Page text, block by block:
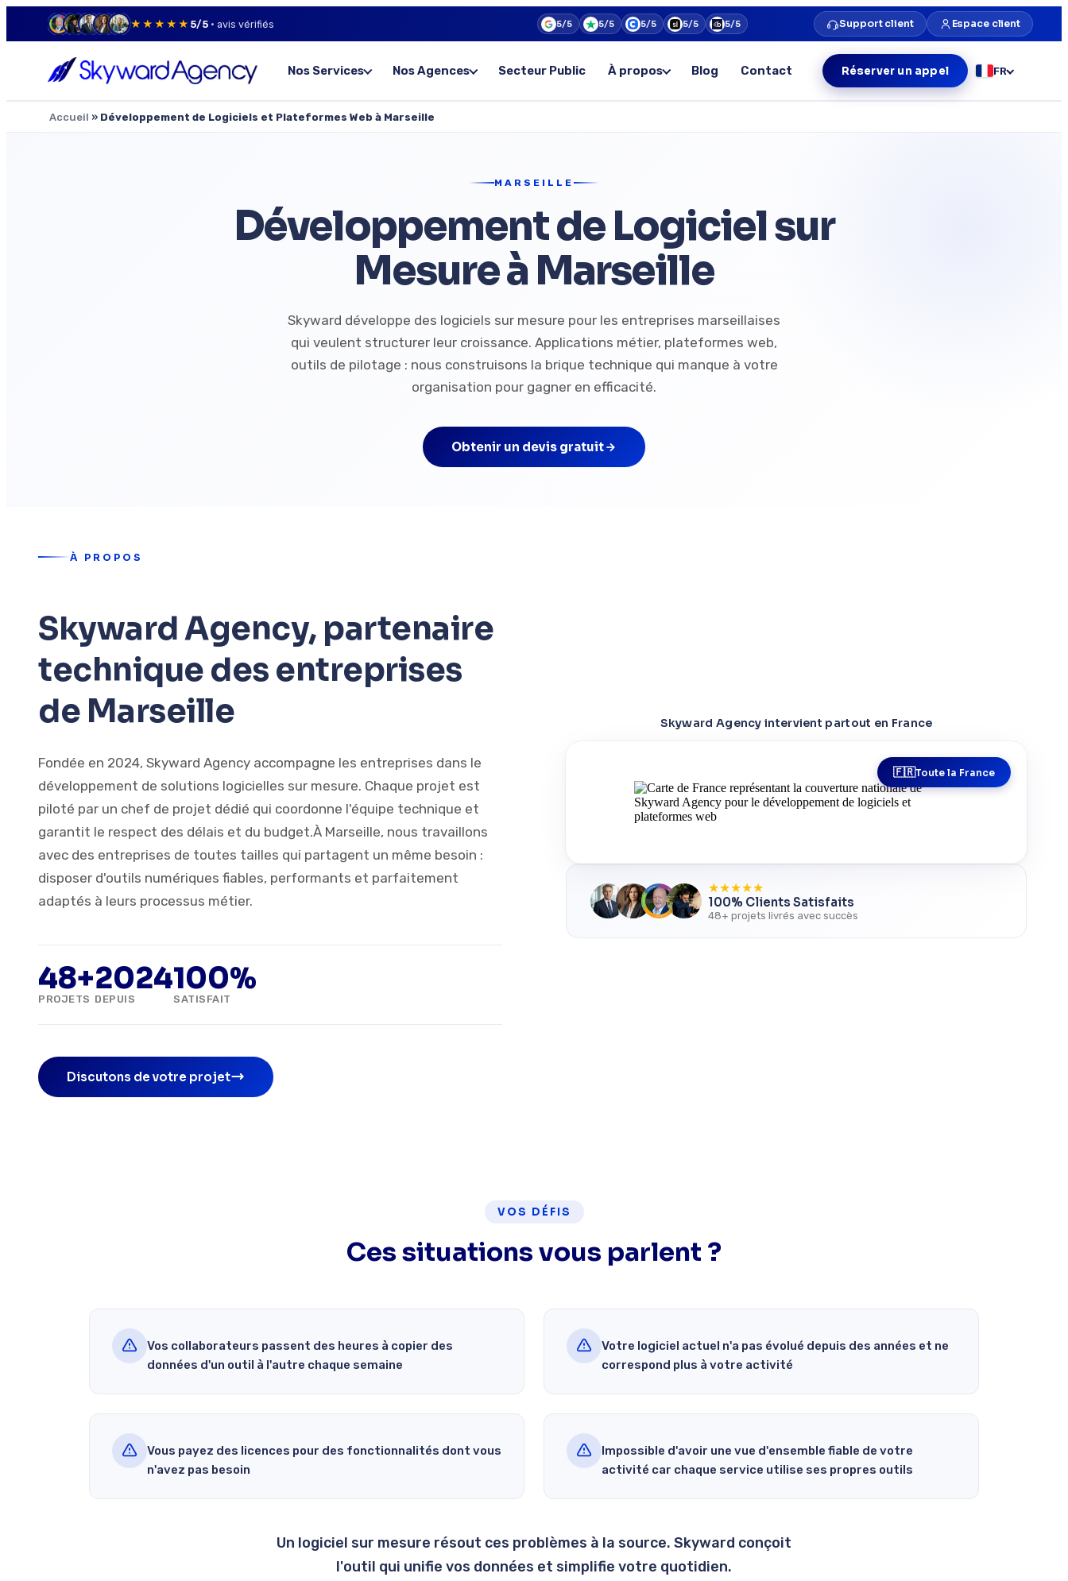
★★★★★ 5/5 · avis vérifiés 5/5 5/5 5/5 5/5 5/5 Support client Espace client
Nos Services Nos Agences Secteur Public À propos Blog Contact Réserver un appel FR
Accueil » Développement de Logiciels et Plateformes Web à Marseille
MARSEILLE
Développement de Logiciel sur
Mesure à Marseille
Skyward développe des logiciels sur mesure pour les entreprises marseillaises
qui veulent structurer leur croissance. Applications métier, plateformes web,
outils de pilotage : nous construisons la brique technique qui manque à votre
organisation pour gagner en efficacité.
Obtenir un devis gratuit
À PROPOS
Skyward Agency, partenaire
technique des entreprises
de Marseille
Fondée en 2024, Skyward Agency accompagne les entreprises dans le
développement de solutions logicielles sur mesure. Chaque projet est
piloté par un chef de projet dédié qui coordonne l'équipe technique et
garantit le respect des délais et du budget.À Marseille, nous travaillons
avec des entreprises de toutes tailles qui partagent un même besoin :
disposer d'outils numériques fiables, performants et parfaitement
adaptés à leurs processus métier.
48+
PROJETS
2024
DEPUIS
100%
SATISFAIT
Discutons de votre projet
Skyward Agency intervient partout en France
Toute la France
★★★★★
100% Clients Satisfaits
48+ projets livrés avec succès
VOS DÉFIS
Ces situations vous parlent ?
Vos collaborateurs passent des heures à copier des
données d'un outil à l'autre chaque semaine
Votre logiciel actuel n'a pas évolué depuis des années et ne
correspond plus à votre activité
Vous payez des licences pour des fonctionnalités dont vous
n'avez pas besoin
Impossible d'avoir une vue d'ensemble fiable de votre
activité car chaque service utilise ses propres outils
Un logiciel sur mesure résout ces problèmes à la source. Skyward conçoit
l'outil qui unifie vos données et simplifie votre quotidien.